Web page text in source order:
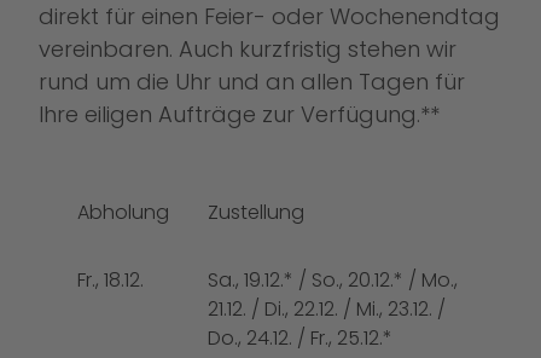
direkt für einen Feier- oder Wochenendtag
vereinbaren. Auch kurzfristig stehen wir
rund um die Uhr und an allen Tagen für
Ihre eiligen Aufträge zur Verfügung.**
Abholung Zustellung
Fr., 18.12.
Sa., 19.12.* / So., 20.12.* / Mo.,
21.12. / Di., 22.12. / Mi., 23.12. /
Do., 24.12. / Fr., 25.12.*